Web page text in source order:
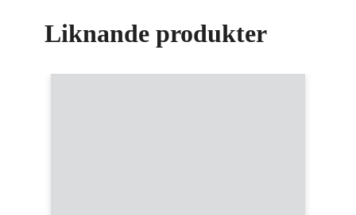
Liknande produkter